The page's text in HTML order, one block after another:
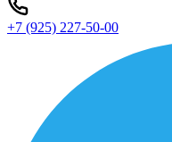
+7 (925) 227-50-00